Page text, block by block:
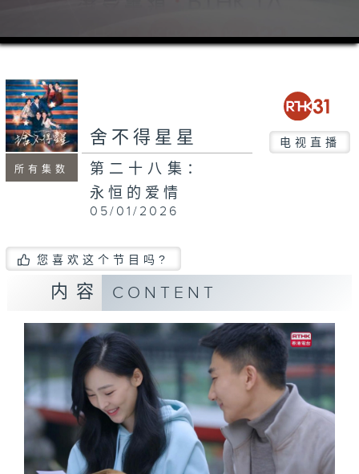
所有集数
舍不得星星 电视直播
第二十八集：
永恒的爱情
05/01/2026
您喜欢这个节目吗?
内容 CONTENT